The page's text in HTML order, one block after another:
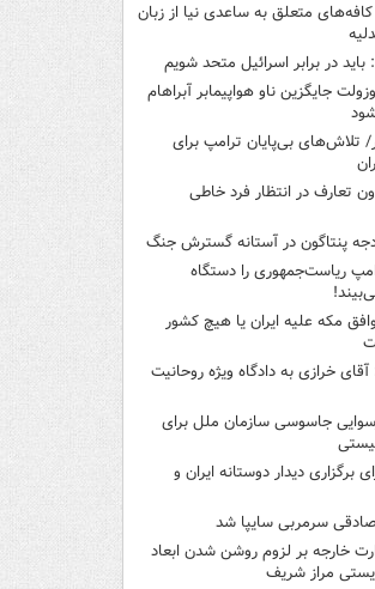
متعلق به ساعدی نیا از زبان
باید در برابر اسرائیل متحد شویم
جایگزین ناو هواپیمابر آبراهام
تلاش‌های بی‌پایان ترامپ برای
تعارف در انتظار فرد خاطی
پنتاگون در آستانه گسترش جنگ
ریاست‌جمهوری را دستگاه
مکه علیه ایران یا هیچ کشور
آقای خرازی به دادگاه ویژه روحانیت
جاسوسی سازمان ملل برای
برگزاری دیدار دوستانه ایران و
صادقی سرمربی سایپا شد
خارجه بر لزوم روشن شدن ابعاد
مراز شریف